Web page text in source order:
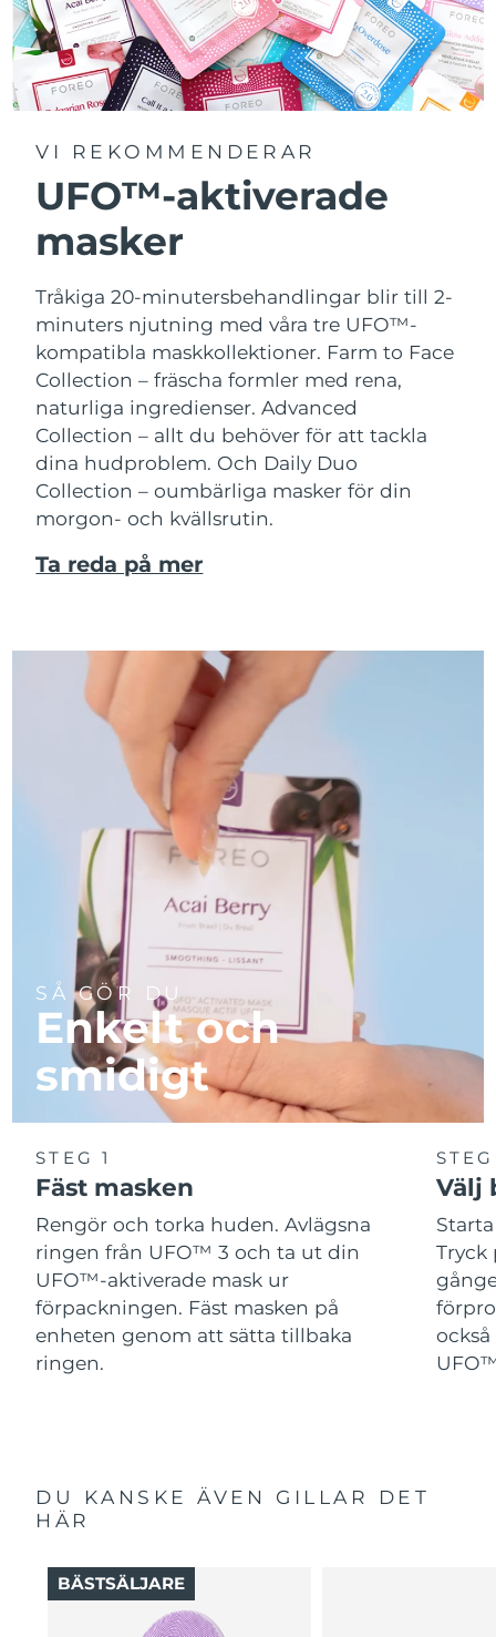
VI REKOMMENDERAR
UFO™-aktiverade
masker
Tråkiga 20-minutersbehandlingar blir till 2-
minuters njutning med våra tre UFO™-
kompatibla maskkollektioner. Farm to Face
Collection – fräscha formler med rena,
naturliga ingredienser. Advanced
Collection – allt du behöver för att tackla
dina hudproblem. Och Daily Duo
Collection – oumbärliga masker för din
morgon- och kvällsrutin.
Ta reda på mer
SÅ GÖR DU
Enkelt och
smidigt
STEG 1
Fäst masken
Rengör och torka huden. Avlägsna
ringen från UFO™ 3 och ta ut din
UFO™-aktiverade mask ur
förpackningen. Fäst masken på
enheten genom att sätta tillbaka
ringen.
Välj
Tryck
DU KANSKE ÄVEN GILLAR DET
HÄR
BÄSTSÄLJARE